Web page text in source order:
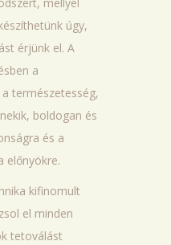
mellyel
úgy,
érjünk el. A
a
természetesség,
boldogan és
és a
előnyökre.
kifinomult
el minden
tetoválást